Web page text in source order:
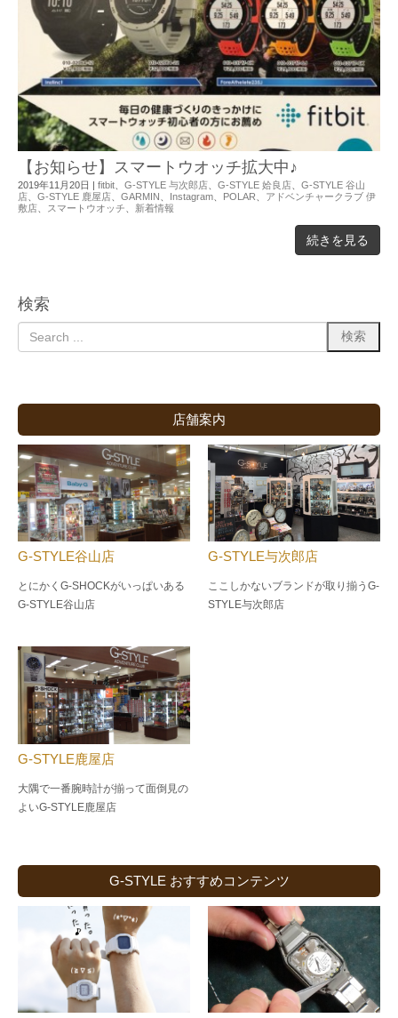
【お知らせ】スマートウオッチ拡大中♪
2019年11月20日 | fitbit G-STYLE 与次郎店 G-STYLE 姶良店
G-STYLE 谷山
店
G-STYLE 鹿屋店 GARMIN Instagram POLAR
アドベンチャークラブ 伊
敷店
スマートウオッチ 新着情報
続きを見る
検索
店舗案内
G-STYLE谷山店
とにかくG-SHOCKがいっぱいある
G-STYLE谷山店
G-STYLE与次郎店
ここしかないブランドが取り揃うG-
STYLE与次郎店
G-STYLE鹿屋店
大隅で一番腕時計が揃って面倒見の
よいG-STYLE鹿屋店
G-STYLE おすすめコンテンツ